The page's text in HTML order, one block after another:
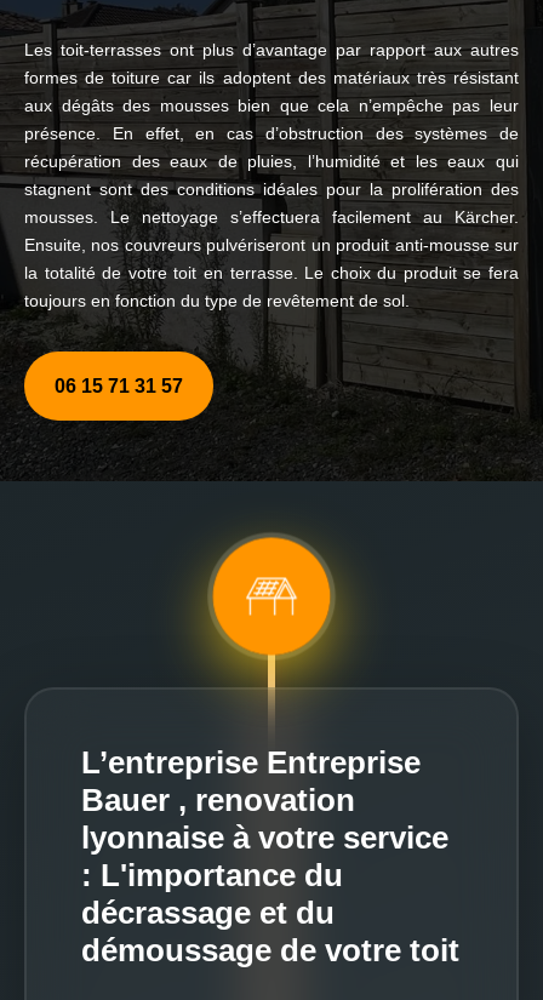
Les toit-terrasses ont plus d’avantage par rapport aux autres
formes de toiture car ils adoptent des matériaux très résistant
aux dégâts des mousses bien que cela n’empêche pas leur
présence. En effet, en cas d’obstruction des systèmes de
récupération des eaux de pluies, l’humidité et les eaux qui
stagnent sont des conditions idéales pour la prolifération des
mousses. Le nettoyage s’effectuera facilement au Kärcher.
Ensuite, nos couvreurs pulvériseront un produit anti-mousse sur
la totalité de votre toit en terrasse. Le choix du produit se fera
toujours en fonction du type de revêtement de sol.
06 15 71 31 57
L’entreprise Entreprise
Bauer , renovation
lyonnaise à votre service
: L'importance du
décrassage et du
démoussage de votre toit